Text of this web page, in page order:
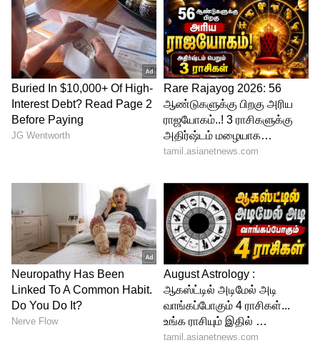
கோடி
IPL - கிரிக்கெட் - ஒரு போட்டிக்கு ரூ.107.5
கோடி
EPL - கால்பந்து லீக் - ஒரு போட்டிக்கு ரூ.85
கோடி
MLB - பேஸ்பால் லீக் - ஒரு போட்டிக்கு ரூ.85
கோடி
NBA - கூடைபந்து - ஒரு போட்டிக்கு ரூ.15